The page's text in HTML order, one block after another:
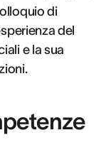
di
del
e la sua